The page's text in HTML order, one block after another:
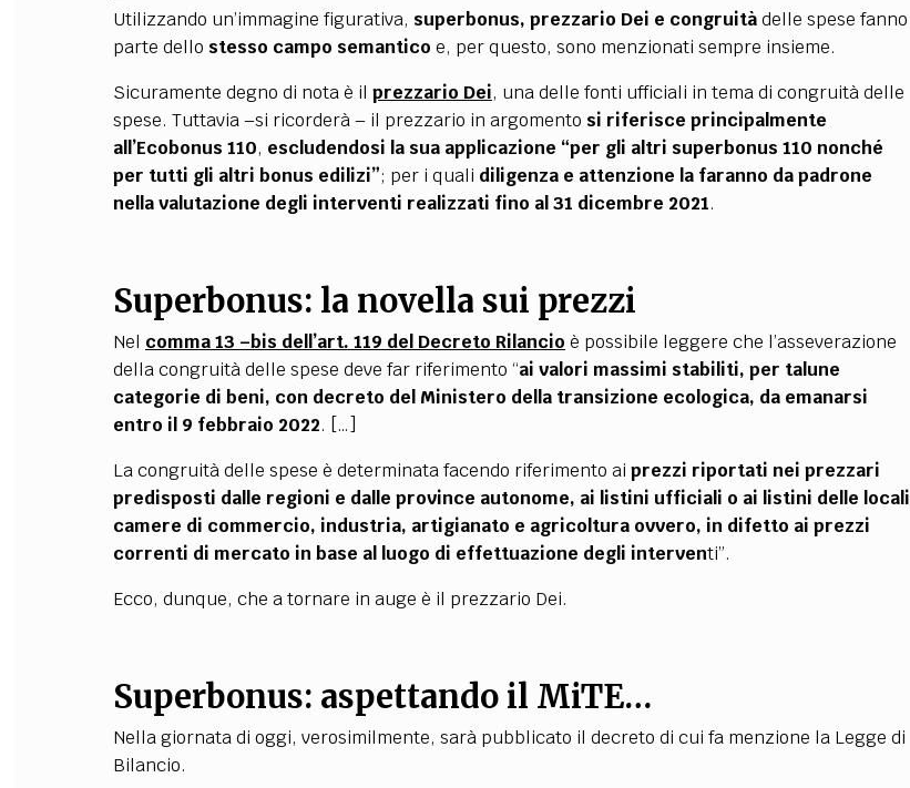
Utilizzando un’immagine figurativa, superbonus, prezzario Dei e congruitàdelle spese fanno
parte dello stesso campo semantico e, per questo, sono menzionati sempre insieme.
Sicuramente degno di nota è il prezzario Dei, una delle fonti ufficiali in tema di congruità delle
spese. Tuttavia –si ricorderà – il prezzario in argomento si riferisce principalmente
all’Ecobonus 110, escludendosi la sua applicazione “per gli altri superbonus 110 nonché
per tutti gli altri bonus edilizi”; per i quali diligenza e attenzione la faranno da padrone
nella valutazione degli interventi realizzati fino al 31 dicembre 2021.
Superbonus: la novella sui prezzi
Nel comma 13 –bis dell’art. 119 del Decreto Rilancio è possibile leggere che l’asseverazione
della congruità delle spese deve far riferimento “ai valori massimi stabiliti, per talune
categorie di beni, con decreto del Ministero della transizione ecologica, da emanarsi
entro il 9 febbraio 2022. […]
La congruità delle spese è determinata facendo riferimento ai prezzi riportati nei prezzari
predisposti dalle regioni e dalle province autonome, ai listini ufficiali o ai listini delle locali
camere di commercio, industria, artigianato e agricoltura ovvero, in difetto ai prezzi
correnti di mercato in base al luogo di effettuazione degli interventi”.
Ecco, dunque, che a tornare in auge è il prezzario Dei.
Superbonus: aspettando il MiTE…
Nella giornata di oggi, verosimilmente, sarà pubblicato il decreto di cui fa menzione la Legge di
Bilancio.